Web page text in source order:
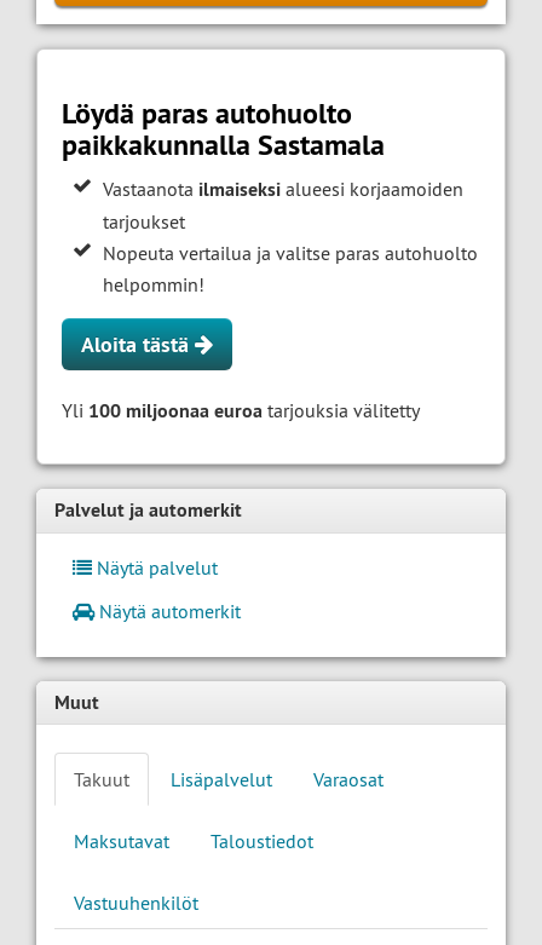
Löydä paras autohuolto
paikkakunnalla Sastamala
Vastaanota ilmaiseksi alueesi korjaamoiden
tarjoukset
Nopeuta vertailua ja valitse paras autohuolto
helpommin!
Aloita tästä
Yli 100 miljoonaa euroa tarjouksia välitetty
Palvelut ja automerkit
Näytä palvelut
Näytä automerkit
Muut
Takuut Lisäpalvelut Varaosat
Maksutavat Taloustiedot
Vastuuhenkilöt